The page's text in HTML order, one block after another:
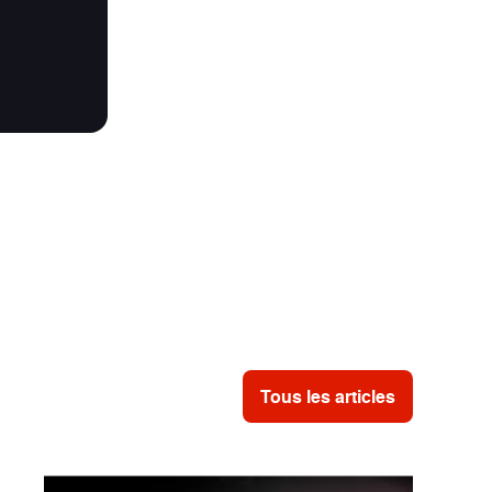
Tous les articles